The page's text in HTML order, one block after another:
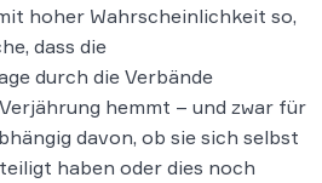
hoher Wahrscheinlichkeit so,
dass die
durch die Verbände
hemmt – und zwar für
davon, ob sie sich selbst
haben oder dies noch